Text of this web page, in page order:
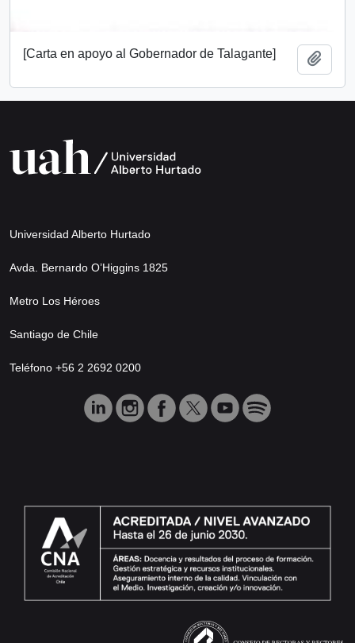
[Carta en apoyo al Gobernador de Talagante]
Universidad Alberto Hurtado
Avda. Bernardo O’Higgins 1825
Metro Los Héroes
Santiago de Chile
Teléfono +56 2 2692 0200